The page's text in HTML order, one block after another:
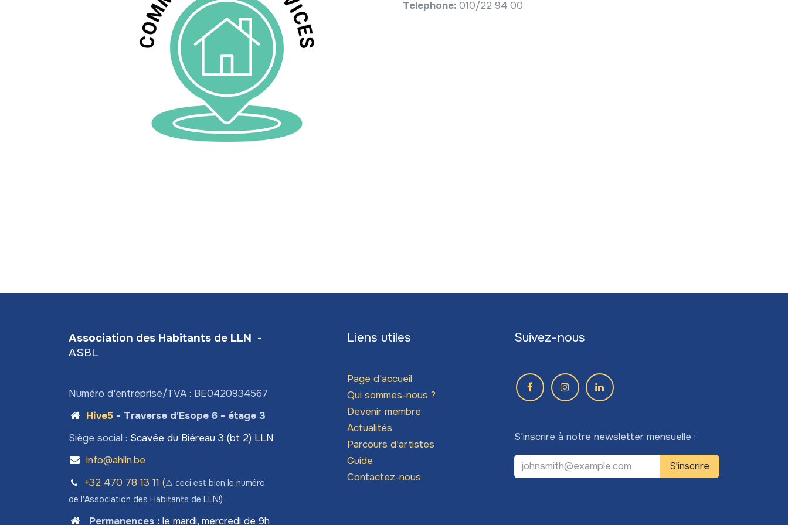
Telephone: 010/22 94 00
Association des Habitants de LLN -
ASBL
Numéro d'entreprise/TVA : BE0420934567
Hive5- Traverse d'Esope 6 - étage 3
Siège social : Scavée du Biéreau 3 (bt 2) LLN
info@ahlln.be
+32 470 78​ 13 11 (⚠️ ceci est bien le numéro
de l'Association des Habitants de LLN!)
Permanences: le mardi, mercredi de 9h
Liens utiles
Page d'accueil
Qui sommes-nous ?
Devenir membre
Actualités
Parcours d'artistes
Guide
Contactez-nous
Suivez-nous
S'inscrire à notre newsletter mensuelle :
S'inscrire